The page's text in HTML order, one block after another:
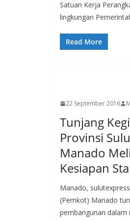
Satuan Kerja
lingkungan
Read More
22 September 2016
Tunjang
Provinsi
Manado
Kesiapan
Manado,
(Pemkot) Manado
pembangunan dalam